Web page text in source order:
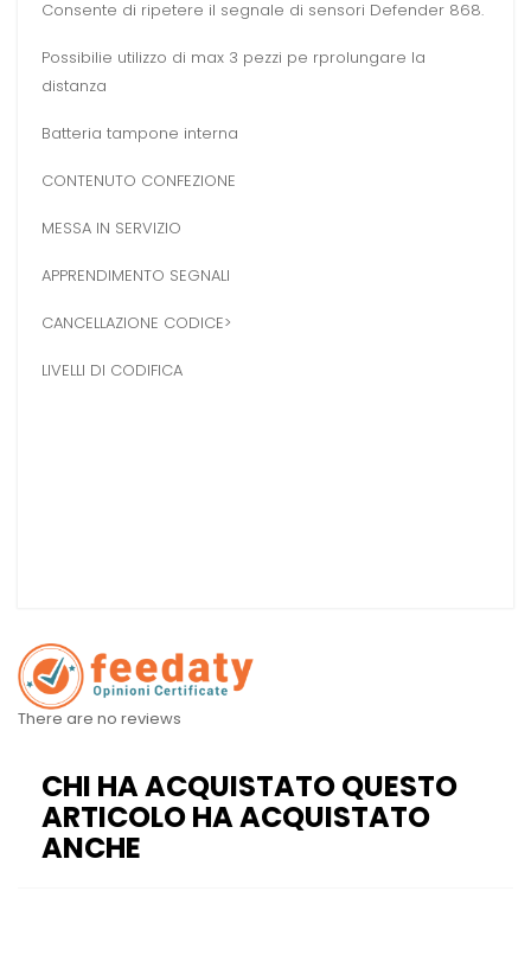
Consente di ripetere il segnale di sensori Defender 868.
Possibilie utilizzo di max 3 pezzi pe rprolungare la
distanza
Batteria tampone interna
CONTENUTO CONFEZIONE
MESSA IN SERVIZIO
APPRENDIMENTO SEGNALI
CANCELLAZIONE CODICE>
LIVELLI DI CODIFICA
There are no reviews
CHI HA ACQUISTATO QUESTO
ARTICOLO HA ACQUISTATO
ANCHE